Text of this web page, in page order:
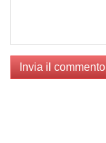
Invia il commento